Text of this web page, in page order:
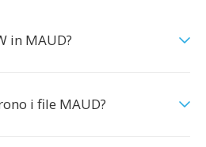
in MAUD?
i file MAUD?